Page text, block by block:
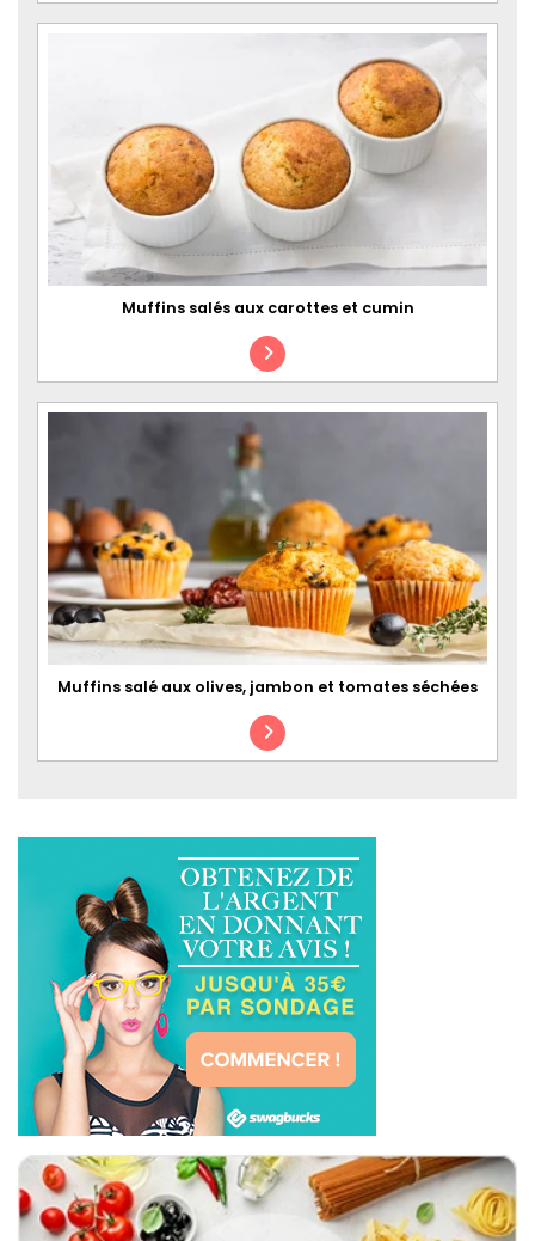
Muffins salés aux carottes et cumin
Muffins salé aux olives, jambon et tomates séchées